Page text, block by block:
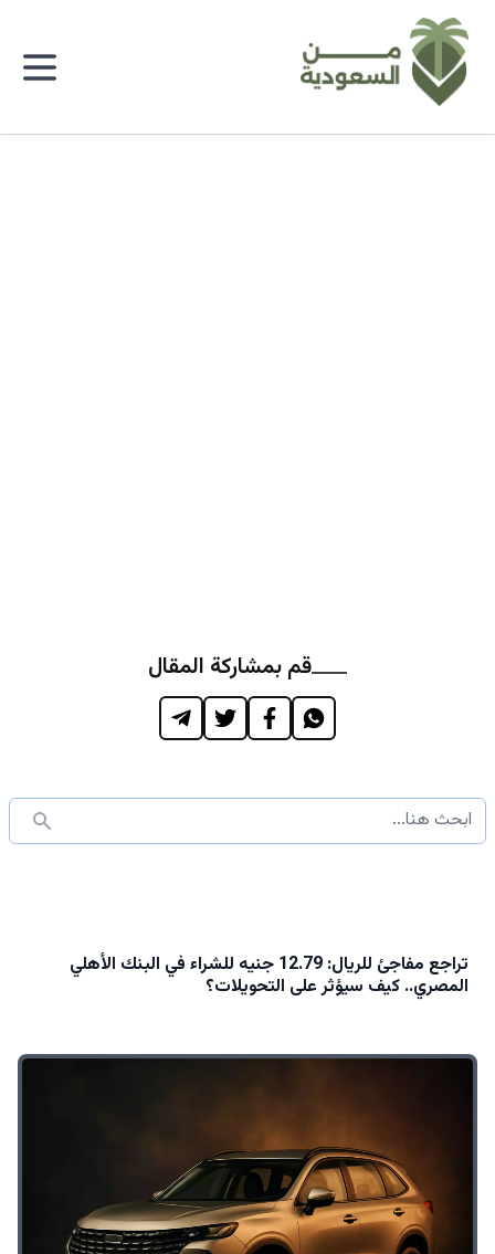
قم بمشاركة المقال
تراجع مفاجئ للريال: 12.79 جنيه للشراء في البنك الأهلي
المصري.. كيف سيؤثر على التحويلات؟